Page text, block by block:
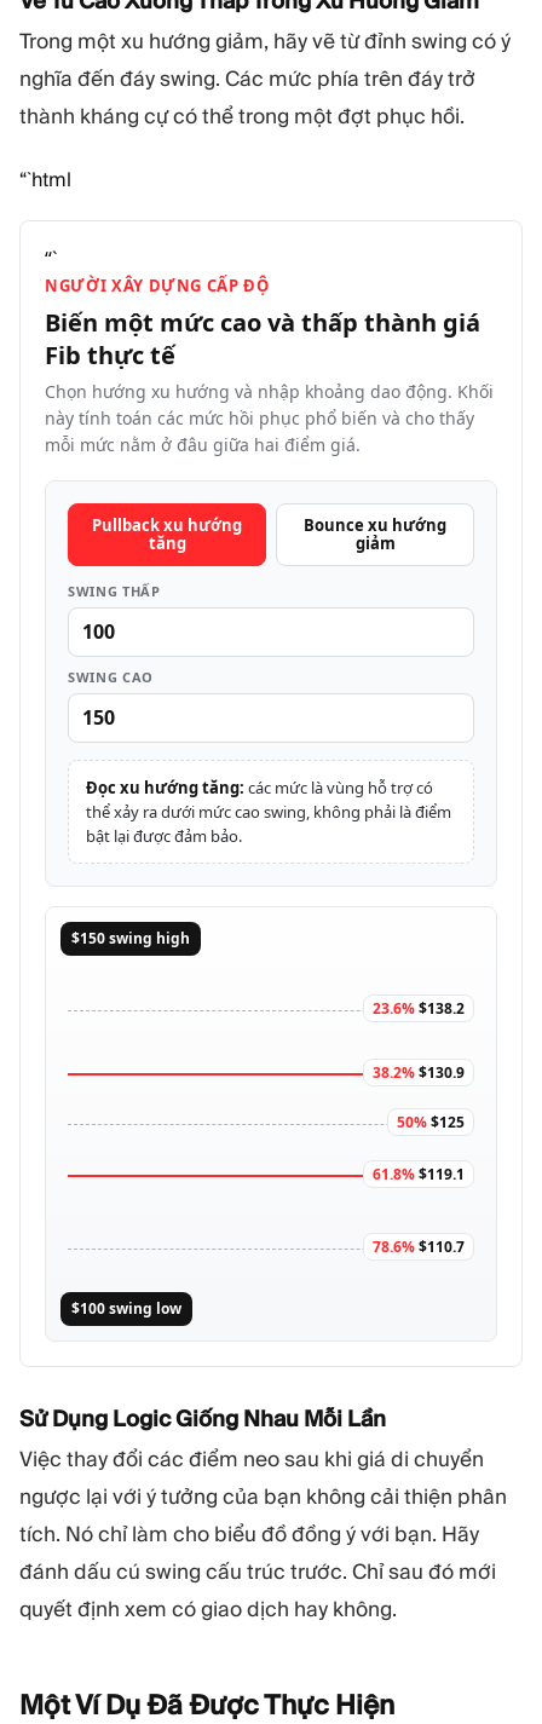
Trong một xu hướng giảm, hãy vẽ từ đỉnh swing có ý
nghĩa đến đáy swing. Các mức phía trên đáy trở
thành kháng cự có thể trong một đợt phục hồi.
“`html
“`
NGƯỜI XÂY DỰNG CẤP ĐỘ
Biến một mức cao và thấp thành giá
Fib thựctế
Chọn hướng xu hướng và nhập khoảng dao động. Khối
này tính toán các mức hồi phục phổ biến và cho thấy
mỗi mức nằm ở đâu giữa hai điểm giá.
Pullback xu hướng
tăng
Bounce xu hướng
giảm
SWING THẤP
SWING CAO
Đọc xu hướng tăng: các mức là vùng hỗ trợ có
thể xảy ra dưới mức cao swing, không phải là điểm
bật lại được đảm bảo.
$150 swing high
$100 swing low
23.6%$138.2
38.2%$130.9
50%$125
61.8%$119.1
78.6%$110.7
Sử Dụng Logic Giống Nhau Mỗi Lần
Việc thay đổi các điểm neo sau khi giá di chuyển
ngược lại với ý tưởng của bạn không cải thiện phân
tích. Nó chỉ làm cho biểu đồ đồng ý với bạn. Hãy
đánh dấu cú swing cấu trúc trước. Chỉ sau đó mới
quyết định xem có giao dịch hay không.
Một Ví Dụ Đã Được Thực Hiện